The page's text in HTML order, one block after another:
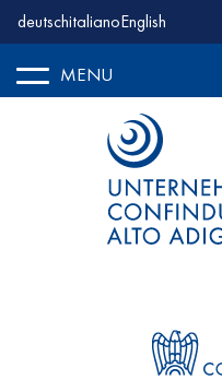
deutschitalianoEnglish
MENU